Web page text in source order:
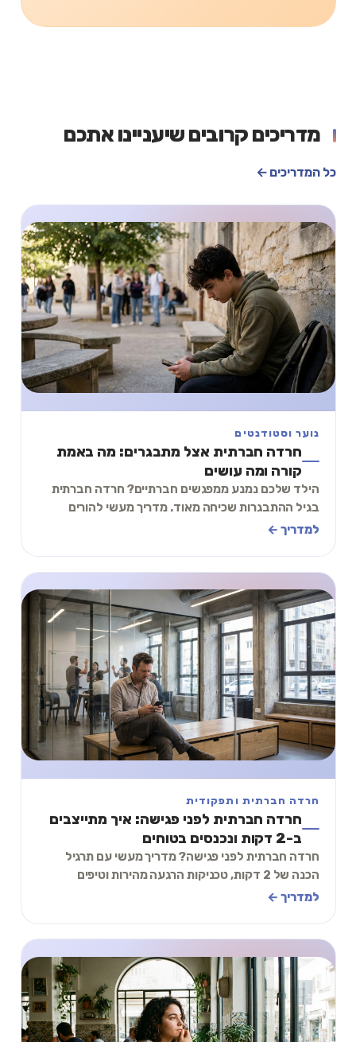
מדריכים קרובים שיעניינו אתכם
כל המדריכים ←
נוער וסטודנטים
חרדה חברתית אצל מתבגרים: מה באמת
קורה ומה עושים
הילד שלכם נמנע ממפגשים חברתיים? חרדה חברתית
בגיל ההתבגרות שכיחה מאוד. מדריך מעשי להורים
ולמתבגרים: סימנים, כלים ותרגיל של 2 דקות.
למדריך ←
חרדה חברתית ותפקודית
חרדה חברתית לפני פגישה: איך מתייצבים
ב-2 דקות ונכנסים בטוחים
חרדה חברתית לפני פגישה? מדריך מעשי עם תרגיל
הכנה של 2 דקות, טכניקות הרגעה מהירות וטיפים
להתמודדות עם לחץ חברתי לפני פגישות עבודה
למדריך ←